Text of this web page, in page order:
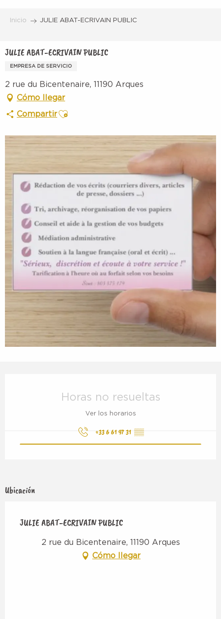
Inicio JULIE ABAT-ECRIVAIN PUBLIC
JULIE ABAT-ECRIVAIN PUBLIC
EMPRESA DE SERVICIO
2 rue du Bicentenaire, 11190 Arques
Cómo llegar
CompartirAjouter aux favoris
Horas no resueltas
Ver los horarios
+33 6 61 97 31 ▒▒
Ubicación
JULIE ABAT-ECRIVAIN PUBLIC
2 rue du Bicentenaire, 11190 Arques
Cómo llegar